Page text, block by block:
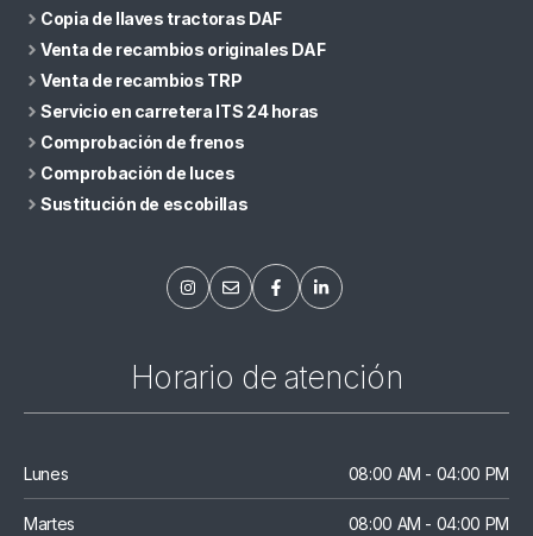
Copia de llaves tractoras DAF
Venta de recambios originales DAF
Venta de recambios TRP
Servicio en carretera ITS 24 horas
Comprobación de frenos
Comprobación de luces
Sustitución de escobillas
Horario de atención
Lunes 08:00 AM - 04:00 PM
Martes 08:00 AM - 04:00 PM